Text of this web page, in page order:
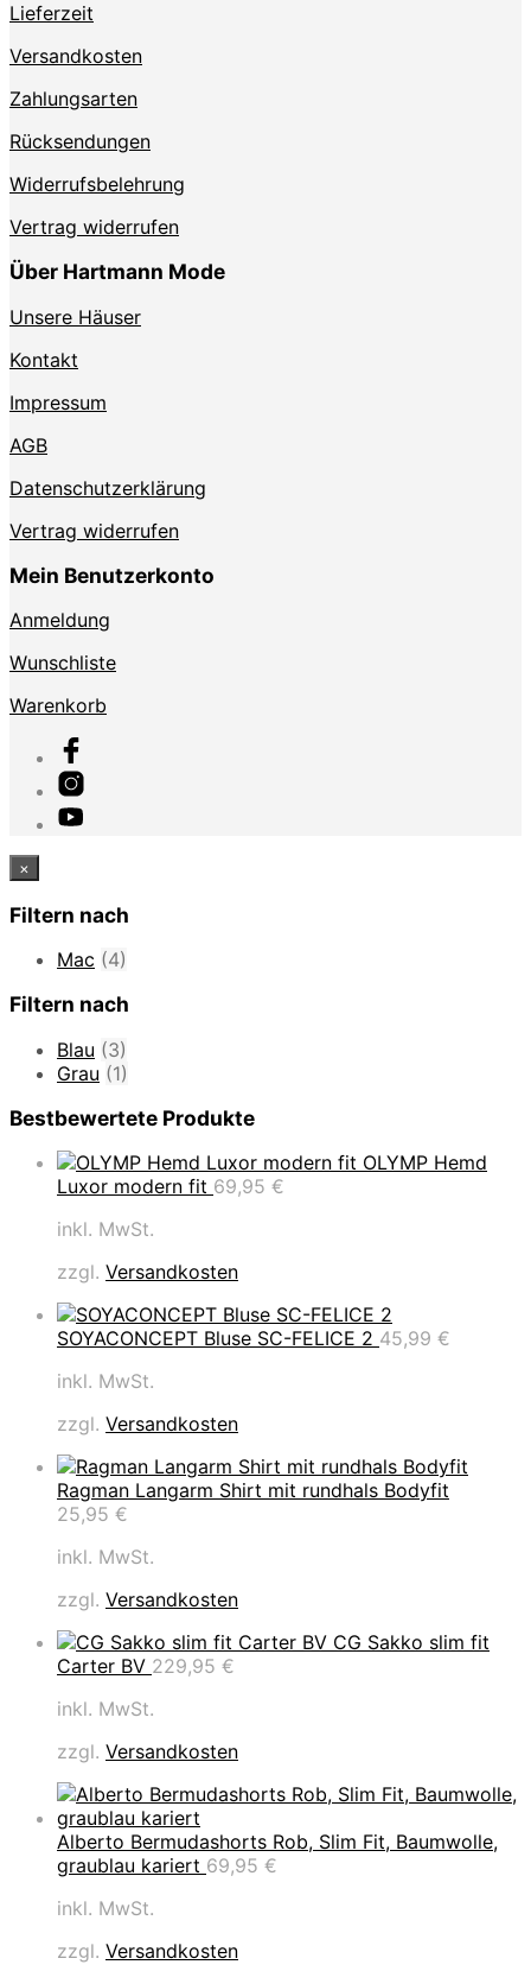
Lieferzeit
Versandkosten
Zahlungsarten
Rücksendungen
Widerrufsbelehrung
Vertrag widerrufen
Über Hartmann Mode
Unsere Häuser
Kontakt
Impressum
AGB
Datenschutzerklärung
Vertrag widerrufen
Mein Benutzerkonto
Anmeldung
Wunschliste
Warenkorb
×
Filtern nach
Mac (4)
Filtern nach
Blau (3)
Grau (1)
Bestbewertete Produkte
OLYMP Hemd
Luxor modern fit 69,95 €
inkl. MwSt.
zzgl. Versandkosten
SOYACONCEPT Bluse SC-FELICE 2 45,99 €
inkl. MwSt.
zzgl. Versandkosten
Ragman Langarm Shirt mit rundhals Bodyfit
25,95 €
inkl. MwSt.
zzgl. Versandkosten
CG Sakko slim fit
Carter BV 229,95 €
inkl. MwSt.
zzgl. Versandkosten
Alberto Bermudashorts Rob, Slim Fit, Baumwolle,
graublau kariert 69,95 €
inkl. MwSt.
zzgl. Versandkosten